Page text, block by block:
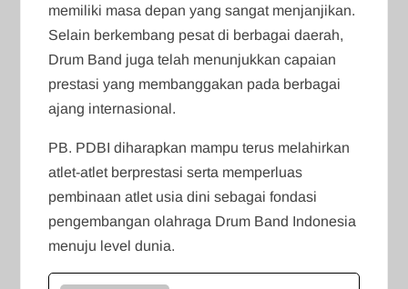
memiliki masa depan yang sangat menjanjikan.
Selain berkembang pesat di berbagai daerah,
Drum Band juga telah menunjukkan capaian
prestasi yang membanggakan pada berbagai
ajang internasional.
PB. PDBI diharapkan mampu terus melahirkan
atlet-atlet berprestasi serta memperluas
pembinaan atlet usia dini sebagai fondasi
pengembangan olahraga Drum Band Indonesia
menuju level dunia.